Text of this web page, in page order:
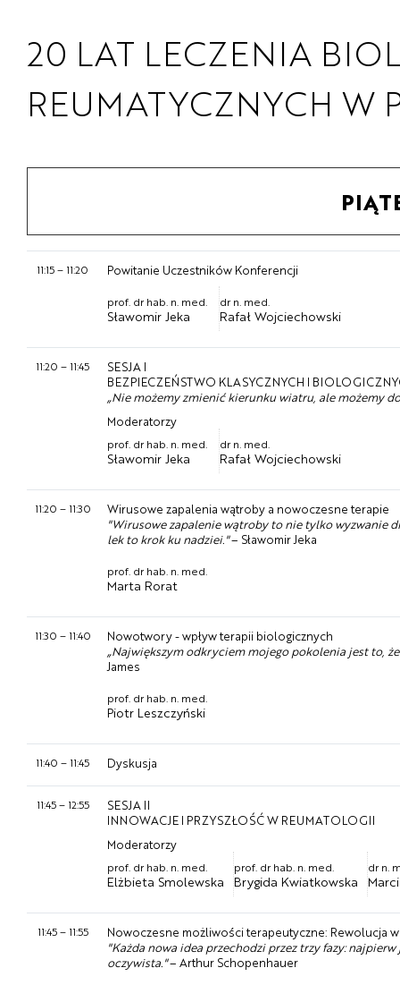
20 LAT LECZENIA
REUMATYCZNYCH W
11:15– 11:20 Powitanie Uczestników Konferencji
prof. dr hab. n. med.
Sławomir Jeka
dr n. med.
Rafał Wojciechowski
11:20 – 11:45
SESJA I
BEZPIECZEŃSTWO KLASYCZNYCH I
„Nie możemy zmienić kierunku wiatru, ale możemy
Moderatorzy
prof. dr hab. n. med.
Sławomir Jeka
dr n. med.
Rafał Wojciechowski
11:20 – 11:30
Wirusowe zapalenia wątroby a nowoczesne terapie
"Wirusowe zapalenie wątroby to nie tylko wyzwanie
lek to krok ku nadziei."– Sławomir Jeka
prof. dr hab. n. med.
Marta Rorat
11:30 – 11:40
Nowotwory - wpływ terapii biologicznych
„Największym odkryciem mojego pokolenia jest to,
James
prof. dr hab. n. med.
Piotr Leszczyński
11:40 – 11:45 Dyskusja
11:45– 12:55
SESJA II
INNOWACJE I PRZYSZŁOŚĆ W REUMATOLOGII
Moderatorzy
prof. dr hab. n. med.
Elżbieta Smolewska
prof. dr hab. n. med.
Brygida Kwiatkowska
dr n.
11:45– 11:55
Nowoczesne możliwości terapeutyczne: Rewolucja
"Każda nowa idea przechodzi przez trzy fazy:
oczywista."– Arthur Schopenhauer